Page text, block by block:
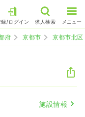
録/ログイン 求人検索 メニュー
府 京都市 京都市北区
施設情報